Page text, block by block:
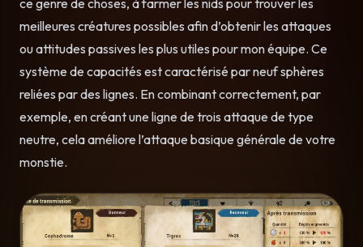
ce genre de choses, à farmer les nids pour trouver les
meilleures créatures possibles afin d’obtenir les attaques
ou attitudes passives les plus utiles pour mon équipe. Ce
système de capacités est caractérisé par neuf sphères
reliées par des lignes. En combinant correctement, par
exemple, en créant une ligne de trois attaque de type
neutre, cela améliore l’attaque basique générale de votre
monstie.